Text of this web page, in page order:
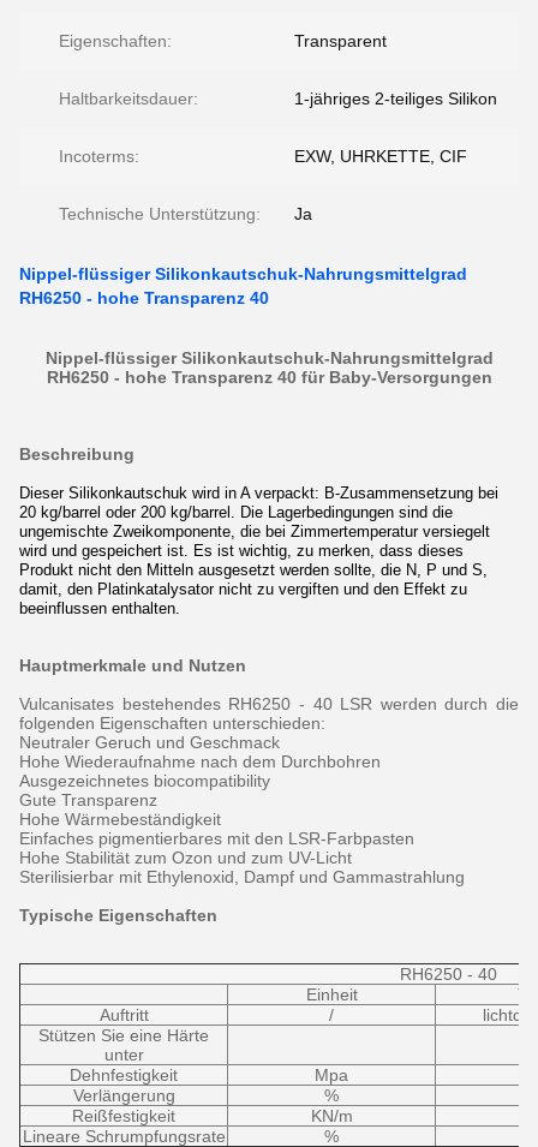
Eigenschaften: Transparent
Haltbarkeitsdauer: 1-jähriges 2-teiliges Silikon
Incoterms: EXW, UHRKETTE, CIF
Technische Unterstützung: Ja
Nippel-flüssiger Silikonkautschuk-Nahrungsmittelgrad
RH6250 - hohe Transparenz 40
Nippel-flüssiger Silikonkautschuk-Nahrungsmittelgrad
RH6250 - hohe Transparenz 40 für Baby-Versorgungen
Beschreibung
Dieser Silikonkautschuk wird in A verpackt: B-Zusammensetzung bei
20 kg/barrel oder 200 kg/barrel. Die Lagerbedingungen sind die
ungemischte Zweikomponente, die bei Zimmertemperatur versiegelt
wird und gespeichert ist. Es ist wichtig, zu merken, dass dieses
Produkt nicht den Mitteln ausgesetzt werden sollte, die N, P und S,
damit, den Platinkatalysator nicht zu vergiften und den Effekt zu
beeinflussen enthalten.
Hauptmerkmale und Nutzen
Vulcanisates bestehendes RH6250 - 40 LSR werden durch die
folgenden Eigenschaften unterschieden:
Neutraler Geruch und Geschmack
Hohe Wiederaufnahme nach dem Durchbohren
Ausgezeichnetes biocompatibility
Gute Transparenz
Hohe Wärmebeständigkeit
Einfaches pigmentierbares mit den LSR-Farbpasten
Hohe Stabilität zum Ozon und zum UV-Licht
Sterilisierbar mit Ethylenoxid, Dampf und Gammastrahlung
Typische Eigenschaften
RH6250 - 40
Einheit
Auftritt
/
Stützen Sie eine Härte
unter
Dehnfestigkeit
Mpa
Verlängerung
%
Reißfestigkeit
KN/m
Lineare Schrumpfungsrate
%